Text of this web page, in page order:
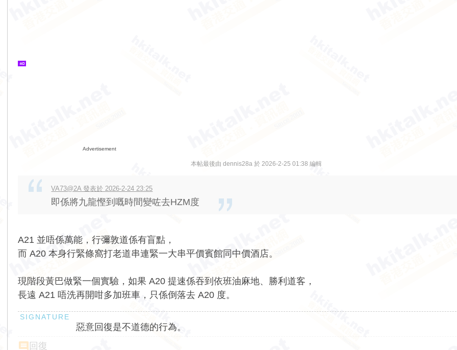
Advertisement
本帖最後由 dennis28a 於 2026-2-25 01:38 編輯
VA73@2A 發表於 2026-2-24 23:25
即係將九龍慳到嘅時間變咗去HZM度
A21 並唔係萬能，行彌敦道係有盲點，
而 A20 本身行緊條窩打老道串連緊一大串平價賓館同中價酒店。
現階段黃巴做緊一個實驗，如果 A20 提速係吞到依班油麻地、勝利道客，
長遠 A21 唔洗再開咁多加班車，只係倒落去 A20 度。
惡意回復是不道德的行為。
回復